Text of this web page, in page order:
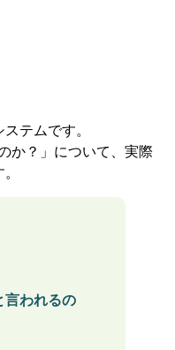
テムです。
か？」について、実際
言われるの